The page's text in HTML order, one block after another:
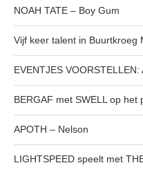
NOAH TATE – Boy Gum
Vijf keer talent in Buurtkroeg
EVENTJES VOORSTELLEN:
BERGAF met SWELL op het
APOTH – Nelson
LIGHTSPEED speelt met